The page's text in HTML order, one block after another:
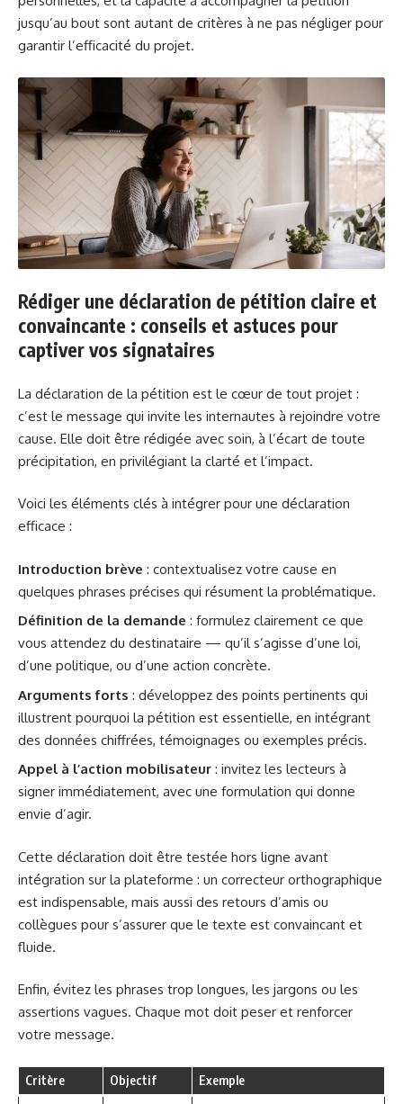
jusqu’au bout sont autant de critères à ne pas négliger pour
garantir l’efficacité du projet.
Rédiger une déclaration de pétition claire et
convaincante : conseils et astuces pour
captiver vos signataires
La déclaration de la pétition est le cœur de tout projet :
c’est le message qui invite les internautes à rejoindre votre
cause. Elle doit être rédigée avec soin, à l’écart de toute
précipitation, en privilégiant la clarté et l’impact.
Voici les éléments clés à intégrer pour une déclaration
efficace :
Introduction brève : contextualisez votre cause en
quelques phrases précises qui résument la problématique.
Définition de la demande : formulez clairement ce que
vous attendez du destinataire — qu’il s’agisse d’une loi,
d’une politique, ou d’une action concrète.
Arguments forts : développez des points pertinents qui
illustrent pourquoi la pétition est essentielle, en intégrant
des données chiffrées, témoignages ou exemples précis.
Appel à l’action mobilisateur : invitez les lecteurs à
signer immédiatement, avec une formulation qui donne
envie d’agir.
Cette déclaration doit être testée hors ligne avant
intégration sur la plateforme : un correcteur orthographique
est indispensable, mais aussi des retours d’amis ou
collègues pour s’assurer que le texte est convaincant et
fluide.
Enfin, évitez les phrases trop longues, les jargons ou les
assertions vagues. Chaque mot doit peser et renforcer
votre message.
Critère Objectif Exemple